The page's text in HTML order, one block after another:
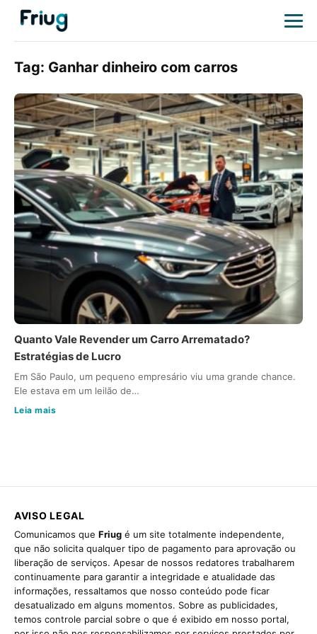
Tag: Ganhar dinheiro com carros
Quanto Vale Revender um Carro Arrematado?
Estratégias de Lucro
Em São Paulo, um pequeno empresário viu uma grande chance.
Ele estava em um leilão de…
Leia mais
AVISO LEGAL
Comunicamos que Friug é um site totalmente independente,
que não solicita qualquer tipo de pagamento para aprovação ou
liberação de serviços. Apesar de nossos redatores trabalharem
continuamente para garantir a integridade e atualidade das
informações, ressaltamos que nosso conteúdo pode ficar
desatualizado em alguns momentos. Sobre as publicidades,
temos controle parcial sobre o que é exibido em nosso portal,